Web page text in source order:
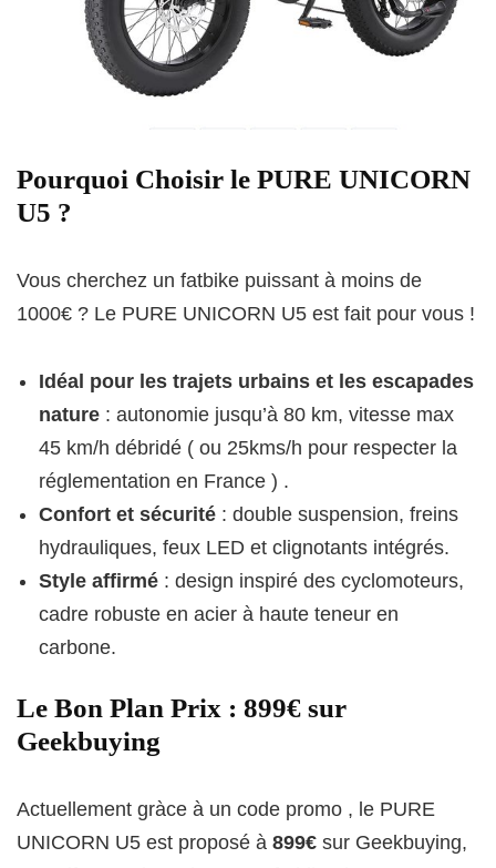
Pourquoi Choisir le PURE UNICORN
U5 ?
Vous cherchez un fatbike puissant à moins de
1000€ ? Le PURE UNICORN U5 est fait pour vous !
Idéal pour les trajets urbains et les escapades
nature : autonomie jusqu’à 80 km, vitesse max
45 km/h débridé ( ou 25kms/h pour respecter la
réglementation en France ) .
Confort et sécurité : double suspension, freins
hydrauliques, feux LED et clignotants intégrés.
Style affirmé : design inspiré des cyclomoteurs,
cadre robuste en acier à haute teneur en
carbone.
Le Bon Plan Prix : 899€ sur
Geekbuying
Actuellement gràce à un code promo , le PURE
UNICORN U5 est proposé à 899€ sur Geekbuying,